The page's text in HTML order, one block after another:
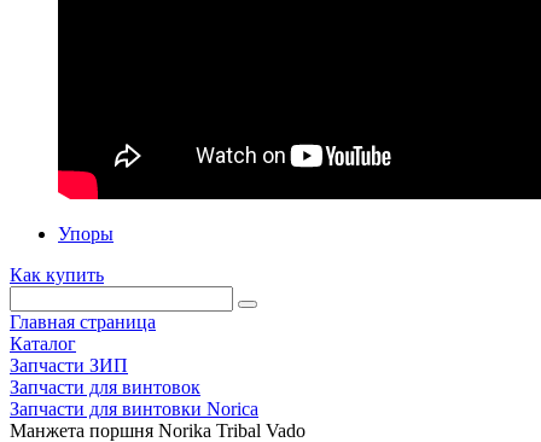
Упоры
Как купить
Главная страница
Каталог
Запчасти ЗИП
Запчасти для винтовок
Запчасти для винтовки Norica
Манжета поршня Norika Tribal Vado